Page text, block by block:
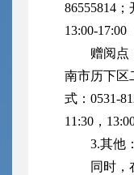
86555814；
13:00-17:00
赠阅点
南市历下区
式：0531-
11:30，
3.其他
同时，